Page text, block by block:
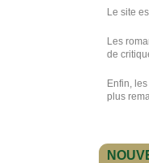
Le site
Les
de
Enfin,
plus